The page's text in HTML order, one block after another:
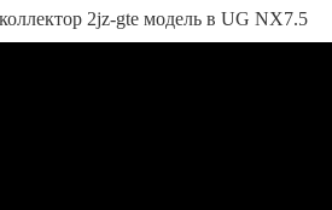
2jz-gte модель в UG NX7.5